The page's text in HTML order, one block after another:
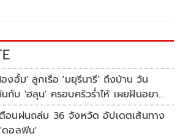
ม' ลูกเรือ 'มยุรีนารี' ถึงบ้าน วัน
กับ 'ฮลุน' ครอบครัวร่ำไห้ เผยฝันอยาก
รเรือ
อนฝนถล่ม 36 จังหวัด อัปเดตเส้นทาง
ดอลฟิน'